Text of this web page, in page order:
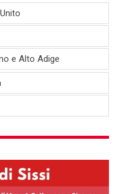
e Alto Adige